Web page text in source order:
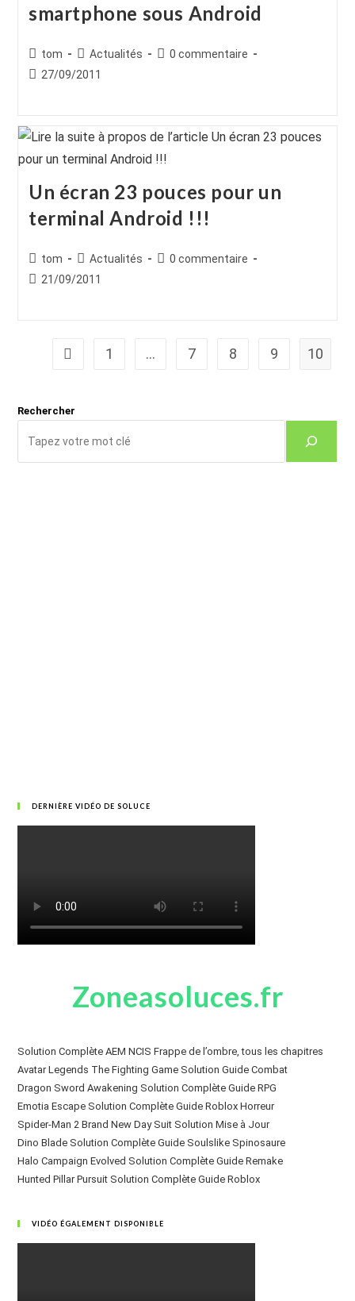
smartphone sous Android
Auteur/autrice
de
tom
Post
category:
Actualités
Commentaires
0 commentaire
Publication
27/09/2011
Un écran 23 pouces pour un
terminal Android !!!
Auteur/autrice
de
tom
Post
category:
Actualités
Commentaires
0 commentaire
Publication
21/09/2011
Go to the previous page
1 … 7 8 9 10
Rechercher
DERNIÈRE VIDÉO DE SOLUCE
Zoneasoluces.fr
Solution Complète AEM NCIS Frappe de l’ombre, tous les chapitres
Avatar Legends The Fighting Game Solution Guide Combat
Dragon Sword Awakening Solution Complète Guide RPG
Emotia Escape Solution Complète Guide Roblox Horreur
Spider-Man 2 Brand New Day Suit Solution Mise à Jour
Dino Blade Solution Complète Guide Soulslike Spinosaure
Halo Campaign Evolved Solution Complète Guide Remake
Hunted Pillar Pursuit Solution Complète Guide Roblox
VIDÉO ÉGALEMENT DISPONIBLE